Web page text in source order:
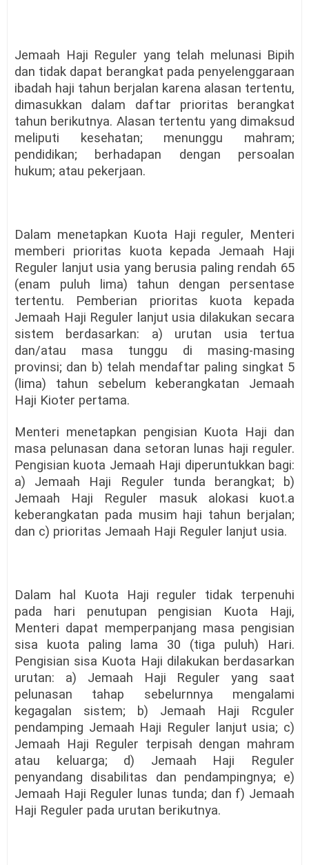
Jemaah Haji Reguler yang telah melunasi Bipih
dan tidak dapat berangkat pada penyelenggaraan
ibadah haji tahun berjalan karena alasan tertentu,
dimasukkan dalam daftar prioritas berangkat
tahun berikutnya. Alasan tertentu yang dimaksud
meliputi kesehatan; menunggu mahram;
pendidikan; berhadapan dengan persoalan
hukum; atau pekerjaan.
Dalam menetapkan Kuota Haji reguler, Menteri
memberi prioritas kuota kepada Jemaah Haji
Reguler lanjut usia yang berusia paling rendah 65
(enam puluh lima) tahun dengan persentase
tertentu. Pemberian prioritas kuota kepada
Jemaah Haji Reguler lanjut usia dilakukan secara
sistem berdasarkan: a) urutan usia tertua
dan/atau masa tunggu di masing-masing
provinsi; dan b) telah mendaftar paling singkat 5
(lima) tahun sebelum keberangkatan Jemaah
Haji Kioter pertama.
Menteri menetapkan pengisian Kuota Haji dan
masa pelunasan dana setoran lunas haji reguler.
Pengisian kuota Jemaah Haji diperuntukkan bagi:
a) Jemaah Haji Reguler tunda berangkat; b)
Jemaah Haji Reguler masuk alokasi kuot.a
keberangkatan pada musim haji tahun berjalan;
dan c) prioritas Jemaah Haji Reguler lanjut usia.
Dalam hal Kuota Haji reguler tidak terpenuhi
pada hari penutupan pengisian Kuota Haji,
Menteri dapat memperpanjang masa pengisian
sisa kuota paling lama 30 (tiga puluh) Hari.
Pengisian sisa Kuota Haji dilakukan berdasarkan
urutan: a) Jemaah Haji Reguler yang saat
pelunasan tahap sebelurnnya mengalami
kegagalan sistem; b) Jemaah Haji Rcguler
pendamping Jemaah Haji Reguler lanjut usia; c)
Jemaah Haji Reguler terpisah dengan mahram
atau keluarga; d) Jemaah Haji Reguler
penyandang disabilitas dan pendampingnya; e)
Jemaah Haji Reguler lunas tunda; dan f) Jemaah
Haji Reguler pada urutan berikutnya.